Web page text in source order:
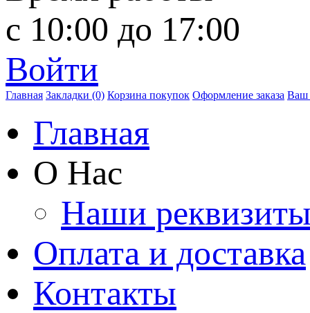
с 10:00 до 17:00
Войти
Главная Закладки (0) Корзина покупок Оформление заказа Ваш
Главная
О Нас
Наши
Оплата и доставка
Контакты